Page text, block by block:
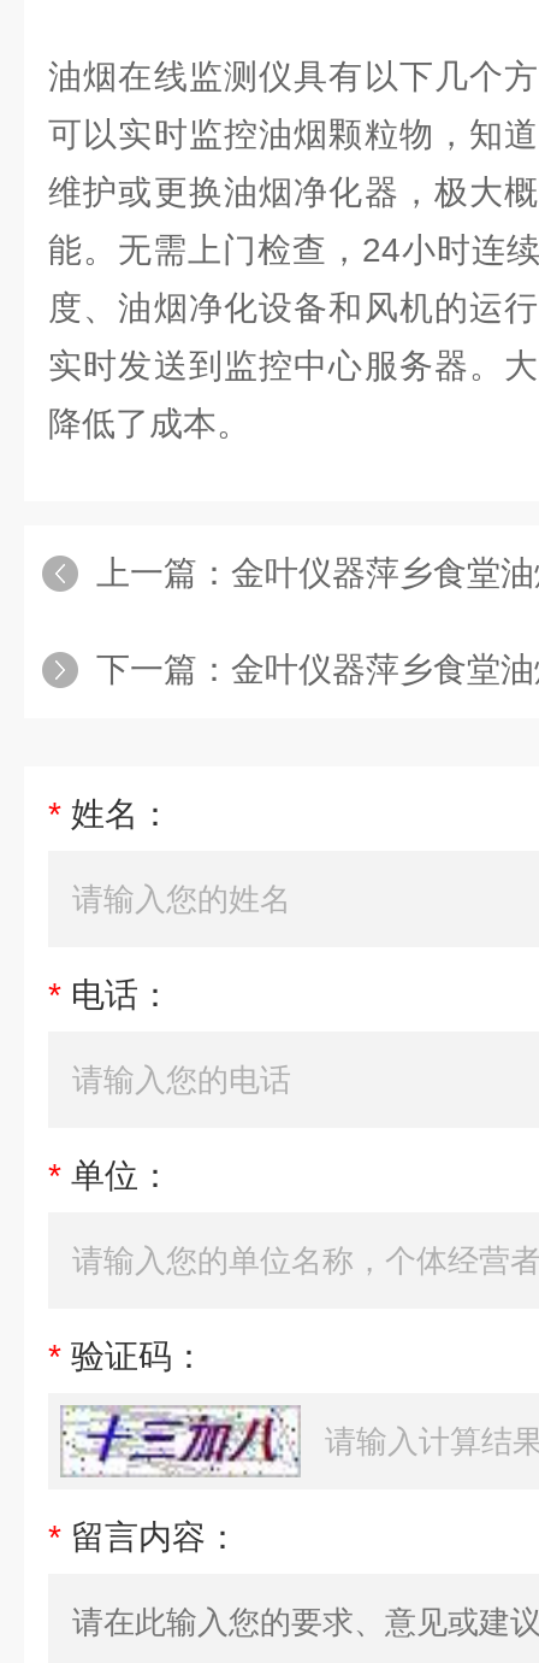
油烟在线监测仪具有以下几个
可以实时监控油烟颗粒物，知
维护或更换油烟净化器，极大
能。无需上门检查，24小时连
度、油烟净化设备和风机的运
实时发送到监控中心服务器。
降低了成本。
上一篇： 金叶仪器萍乡食堂油烟
下一篇： 金叶仪器萍乡食堂油烟浓
* 姓名：
* 电话：
* 单位：
* 验证码：
* 留言内容：